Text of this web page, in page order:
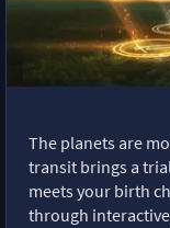
The planets are
transit brings a
meets your birth
through interactive